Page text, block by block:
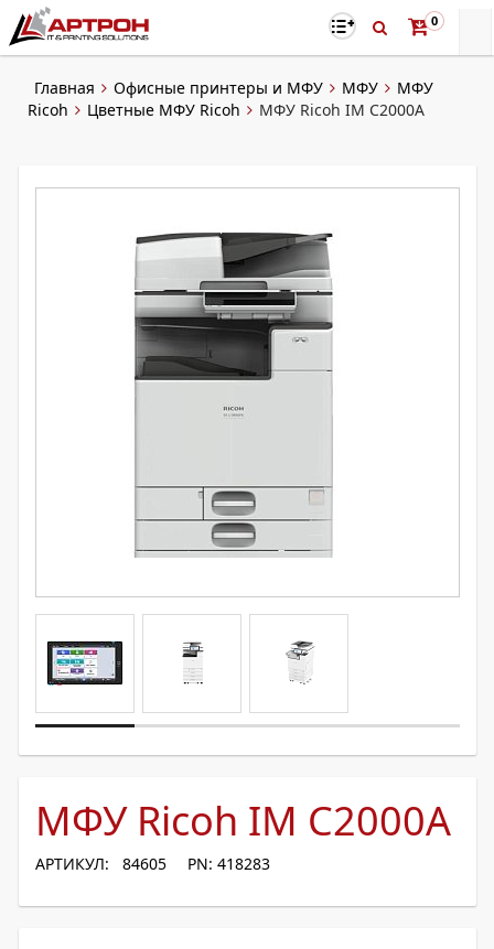
0
Главная Офисные принтеры и МФУ МФУ
МФУ
Ricoh
Цветные МФУ Ricoh МФУ Ricoh IM C2000A
МФУ Ricoh IM C2000A
АРТИКУЛ: 84605 PN: 418283